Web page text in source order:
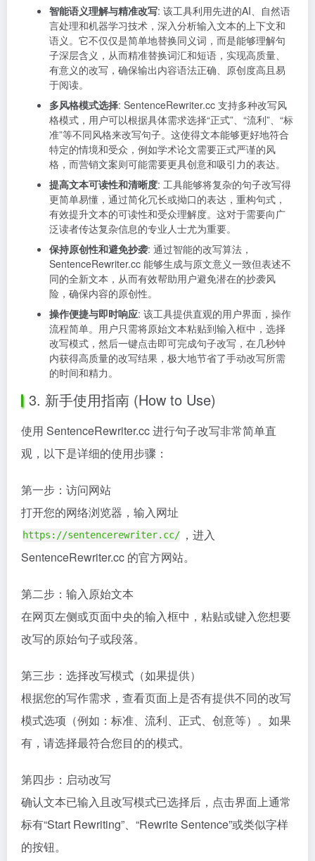
智能语义理解与精准改写: 该工具利用先进的AI、自然语
言处理和机器学习技术，深入分析输入文本的上下文和
语义。它不仅仅是简单地替换同义词，而是能够理解句
子深层含义，从而精准替换词汇和短语，实现高质量、
有意义的改写，确保输出内容语法正确、原创度高且易
于阅读。
多风格模式选择: SentenceRewriter.cc 支持多种改写风
格模式，用户可以根据具体需求选择“正式”、“流利”、“标
准”等不同风格来改写句子。这使得文本能够更好地符合
特定的情境和受众，例如学术论文需要正式严谨的风
格，而营销文案则可能需要更具创意和吸引力的表达。
提高文本可读性和清晰度: 工具能够将复杂的句子改写得
更简单易懂，通过简化冗长或拗口的表达，重构句式，
有效提升文本的可读性和受众理解度。这对于需要向广
泛读者传达复杂信息的专业人士尤为重要。
保持原创性和避免抄袭: 通过智能的改写算法，
SentenceRewriter.cc 能够生成与原文意义一致但表述不
同的全新文本，从而有效帮助用户避免潜在的抄袭风
险，确保内容的原创性。
操作便捷与即时响应: 该工具提供直观的用户界面，操作
流程简单。用户只需将原始文本粘贴到输入框中，选择
改写模式，然后一键点击即可完成句子改写，在几秒钟
内获得高质量的改写结果，极大地节省了手动改写所需
的时间和精力。
3. 新手使用指南 (How to Use)
使用 SentenceRewriter.cc 进行句子改写非常简单直
观，以下是详细的使用步骤：
第一步：访问网站
打开您的网络浏览器，输入网址
https://sentencerewriter.cc/ ，进入
SentenceRewriter.cc 的官方网站。
第二步：输入原始文本
在网页左侧或页面中央的输入框中，粘贴或键入您想要
改写的原始句子或段落。
第三步：选择改写模式（如果提供）
根据您的写作需求，查看页面上是否有提供不同的改写
模式选项（例如：标准、流利、正式、创意等）。如果
有，请选择最符合您目的的模式。
第四步：启动改写
确认文本已输入且改写模式已选择后，点击界面上通常
标有“Start Rewriting”、“Rewrite Sentence”或类似字样
的按钮。